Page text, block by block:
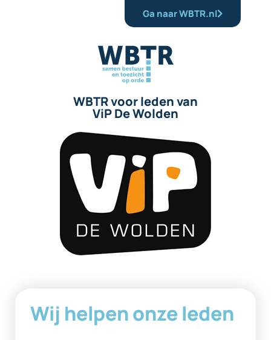
Ga naar WBTR.nl
WBTR voor leden van
ViP De Wolden
Wij helpen onze leden